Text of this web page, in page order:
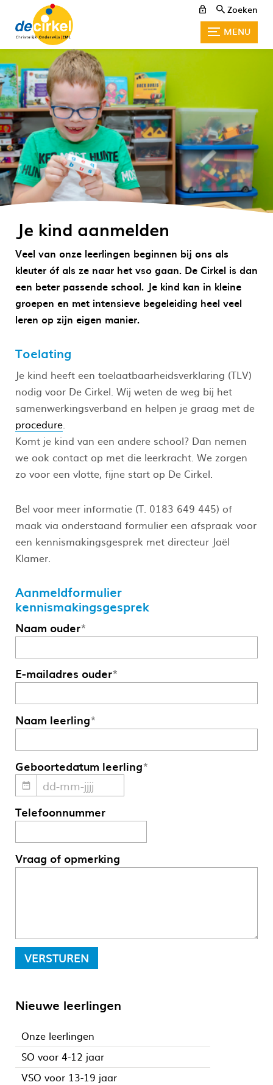
Zoeken
MENU
Je kind aanmelden
Veel van onze leerlingen beginnen bij ons als
kleuter óf als ze naar het vso gaan. De Cirkel is dan
een beter passende school. Je kind kan in kleine
groepen en met intensieve begeleiding heel veel
leren op zijn eigen manier.
Toelating
Je kind heeft een toelaatbaarheidsverklaring (TLV)
nodig voor De Cirkel. Wij weten de weg bij het
samenwerkingsverband en helpen je graag met de
procedure
Komt je kind van een andere school? Dan nemen
we ook contact op met die leerkracht. We zorgen
zo voor een vlotte, fijne start op De Cirkel.
Bel voor meer informatie (T. 0183 649 445) of
maak via onderstaand formulier een afspraak voor
een kennismakingsgesprek met directeur Jaël
Klamer.
Aanmeldformulier
kennismakingsgesprek
Naam ouder*
E-mailadres ouder*
Naam leerling*
Geboortedatum leerling*
Telefoonnummer
Vraag of opmerking
VERSTUREN
Nieuwe leerlingen
Onze leerlingen
SO voor 4-12 jaar
VSO voor 13-19 jaar